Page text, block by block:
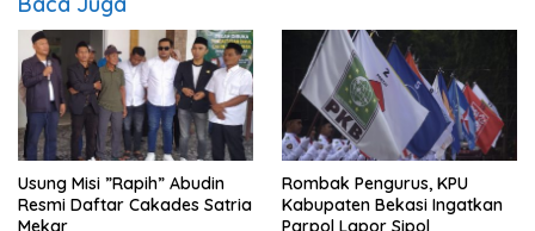
Usung Misi ”Rapih” Abudin
Resmi Daftar Cakades Satria
Rombak Pengurus, KPU
Kabupaten Bekasi Ingatkan